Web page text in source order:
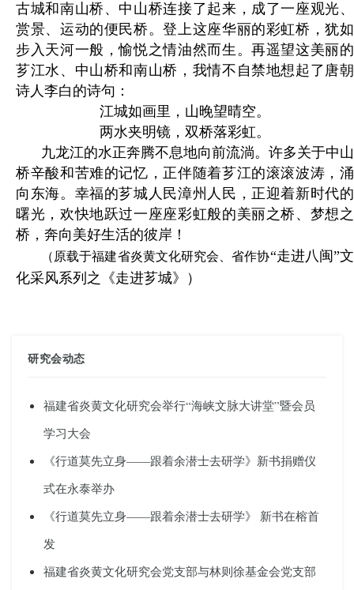
古城和南山桥、中山桥连接了起来，成了一座观光、
赏景、运动的便民桥。登上这座华丽的彩虹桥，犹如
步入天河一般，愉悦之情油然而生。再遥望这美丽的
芗江水、中山桥和南山桥，我情不自禁地想起了唐朝
诗人李白的诗句：
江城如画里，山晚望晴空。
两水夹明镜，双桥落彩虹。
九龙江的水正奔腾不息地向前流淌。许多关于中山
桥辛酸和苦难的记忆，正伴随着芗江的滚滚波涛，涌
向东海。幸福的芗城人民漳州人民，正迎着新时代的
曙光，欢快地跃过一座座彩虹般的美丽之桥、梦想之
桥，奔向美好生活的彼岸！
（原载于福建省炎黄文化研究会、省作协“走进八闽”文
化采风系列之《走进芗城》）
研究会动态
福建省炎黄文化研究会举行“海峡文脉大讲堂”暨会员
学习大会
《行道莫先立身——跟着余潜士去研学》新书捐赠仪
式在永泰举办
《行道莫先立身——跟着余潜士去研学》 新书在榕首
发
福建省炎黄文化研究会党支部与林则徐基金会党支部